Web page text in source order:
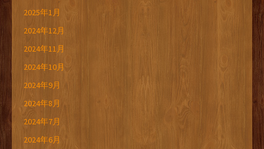
2025年1月
2024年12月
2024年11月
2024年10月
2024年9月
2024年8月
2024年7月
2024年6月